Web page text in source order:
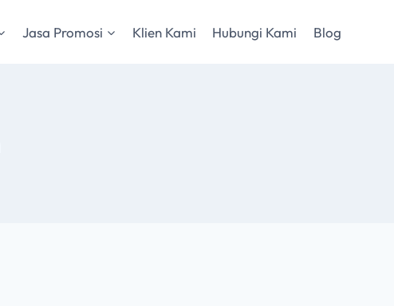
Jasa Promosi Klien Kami Hubungi Kami Blog